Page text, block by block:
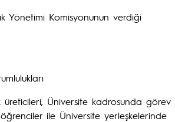
Yönetimi Komisyonunun verdiği
üreticileri, Üniversite kadrosunda görev
ile Üniversite yerleşkelerinde